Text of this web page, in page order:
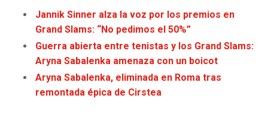
TITANS
COWBOYS
WARRIORS
CLIPPERS
Jannik Sinner alza la voz por los premios en
Grand Slams: “No pedimos el 50%”
Guerra abierta entre tenistas y los Grand Slams:
Aryna Sabalenka amenaza con un boicot
Aryna Sabalenka, eliminada en Roma tras
remontada épica de Cirstea